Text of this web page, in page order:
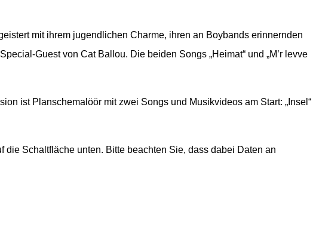
mit ihrem jugendlichen Charme, ihren an Boybands erinnernden
Guest von Cat Ballou. Die beiden Songs „Heimat“ und „M’r levve
ist Planschemalöör mit zwei Songs und Musikvideos am Start: „Insel“
Schaltfläche unten. Bitte beachten Sie, dass dabei Daten an